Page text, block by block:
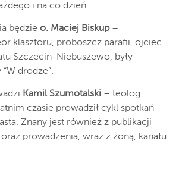
i na co dzień.
będzie o. Maciej Biskup–
klasztoru, proboszcz parafii, ojciec
Szczecin-Niebuszewo, były
drodze”.
Kamil Szumotalski – teolog
czasie prowadził cykl spotkań
Znany jest również z publikacji
prowadzenia, wraz z żoną, kanału